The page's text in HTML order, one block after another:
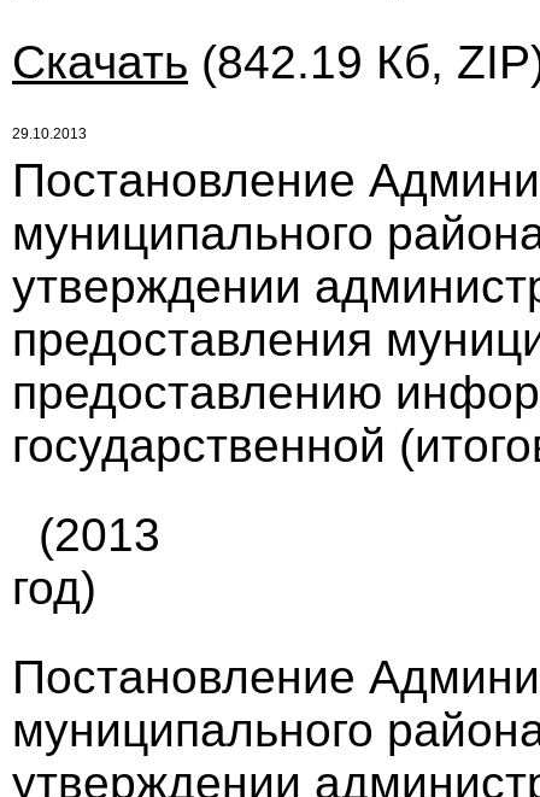
Скачать (842.19 Кб,
29.10.2013
Постановление
муниципального
утверждении
предоставления
предоставлению
государственной
(2013
год)
Постановление
муниципального
утверждении